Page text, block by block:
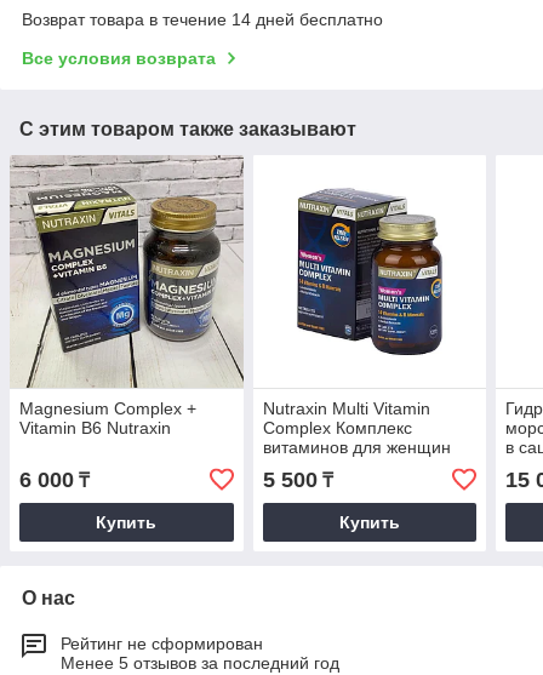
Возврат товара в течение 14 дней бесплатно
Все условия возврата
С этим товаром также заказывают
Magnesium Сomplex +
Vitamin B6 Nutraxin
6 000 ₸
Купить
Nutraxin Multi Vitamin
Complex Комплекс
витаминов для женщин
5 500₸
Купить
в
15
О нас
Рейтинг не сформирован
Менее 5 отзывов за последний год